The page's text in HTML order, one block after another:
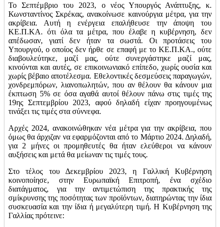
Το Σεπτέμβριο του 2023, ο νέος Υπουργός Ανάπτυξης, κ.
Κωνσταντίνος Σκρέκας, ανακοίνωσε καινούργια μέτρα, για την
ακρίβεια. Αυτή η ενέργεια επαλήθευσε την άποψη του
ΚΕ.Π.ΚΑ. ότι όλα τα μέτρα, που έλαβε η κυβέρνηση, δεν
απέδωσαν, γιατί δεν ήταν τα σωστά. Οι προτάσεις του
Υπουργού, ο οποίος δεν ήρθε σε επαφή με το ΚΕ.Π.ΚΑ., ούτε
διαβουλεύτηκε, μαζί μας, ούτε συνεργάστηκε μαζί μας,
κινούνται και αυτές, σε επικοινωνιακό επίπεδο, χωρίς ουσία και
χωρίς βέβαιο αποτέλεσμα. Εθελοντικές δεσμεύσεις παραγωγών,
χονδρεμπόρων, λιανοπωλητών, που αν θέλουν θα κάνουν μια
έκπτωση 5% σε όσα αγαθά αυτοί θέλουν πάνω στις τιμές της
19ης Σεπτεμβρίου 2023, αφού δηλαδή είχαν προηγουμένως
τινάξει τις τιμές στα σύννεφα.
Αρχές 2024, ανακοινώθηκαν νέα μέτρα για την ακρίβεια, που
όμως θα άρχιζαν να εφαρμόζονται από το Μάρτιο 2024. Δηλαδή,
για 2 μήνες οι προμηθευτές θα ήταν ελεύθεροι να κάνουν
αυξήσεις και μετά θα μείωναν τις τιμές τους.
Στο τέλος του Δεκεμβρίου 2023, η Γαλλική Κυβέρνηση
κοινοποίησε, στην Ευρωπαϊκή Επιτροπή, ένα σχέδιο
διατάγματος, για την αντιμετώπιση της πρακτικής της
σμίκρυνσης της ποσότητας των προϊόντων, διατηρώντας την ίδια
συσκευασία και την ίδια ή μεγαλύτερη τιμή. Η Κυβέρνηση της
Γαλλίας πρότεινε: